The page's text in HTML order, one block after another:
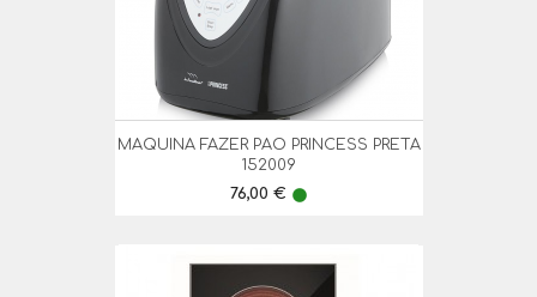
MAQUINA FAZER PAO PRINCESS PRETA
152009
Preço
76,00 € lens